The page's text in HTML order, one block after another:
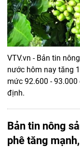
VTV.vn - Bản tin
nước hôm nay tăng
mức 92.600 -
định.
Bản tin nông
phê tăng